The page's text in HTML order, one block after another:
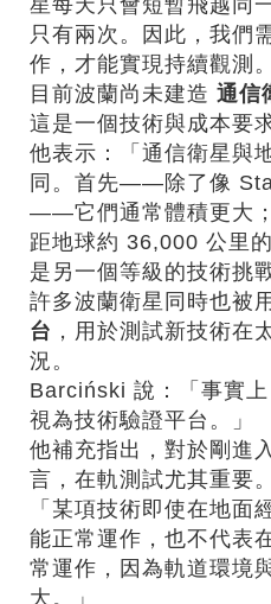
只有兩次。因此，我們
作，才能實現持續觀測。
目前波蘭尚未建造 通信
這是一個技術與成本要
他表示：「通信衛星與
同。首先——除了像
——它們通常體積更大
距地球約 36,000 公里
是另一個等級的技術挑
許多波蘭衛星同時也被
台 ，用於測試新技術在
況。
Barciński 說：「事實
視為技術驗證平台。」
他補充指出，對於剛進
言，在軌測試尤其重要。
「某項技術即使在地面
能正常運作，也不代表
常運作，因為軌道環境
大。」